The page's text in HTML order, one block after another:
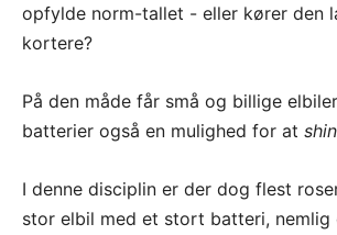
opfylde norm-tallet - eller kører den
kortere?
På den måde får små og billige
batterier også en mulighed for at
I denne disciplin er der dog flest
stor elbil med et stort batteri, nemlig